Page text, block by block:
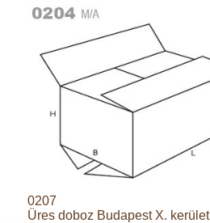
0207
Üres doboz Budapest X. kerület